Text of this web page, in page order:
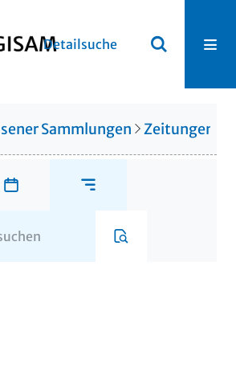
Detailsuche
Sammlungen Zeitungen